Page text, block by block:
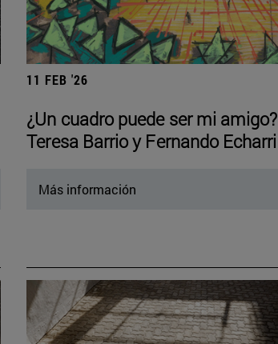
11 FEB '26
¿Un cuadro puede ser mi amigo?
Teresa Barrio y Fernando Echarri
Más información